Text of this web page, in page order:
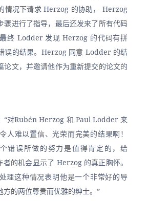
情况下请求 Herzog 的协助， Herzog
骤进行了指导，最后还发来了所有代码
终 Lodder 发现 Herzog 的代码有拼
误的结果。Herzog 同意 Lodder 的结
论文，并邀请他作为重新提交的论文的
“对Rubén Herzog 和 Paul Lodder 来
人难以置信、光荣而完美的结果啊！
错误所做的努力是值得肯定的，给
的机会显示了 Herzog 的真正胸怀。
理这种情况表明他是一个非常好的导
方的两位尊贵而优雅的绅士。”